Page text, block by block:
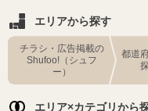
エリアから探す
チラシ・広告掲載の
Shufoo!（シュフ
ー）
都道
エリア×カテゴリから